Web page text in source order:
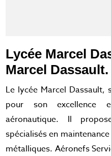
Lycée Marcel
Marcel Dassault.
Le lycée Marcel Dassault,
pour son excellence
aéronautique. Il
spécialisés en
métalliques. Aéronefs